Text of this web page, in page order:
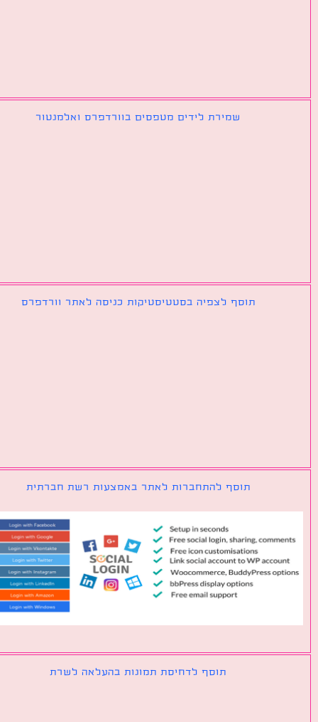
שמירת לידים מטפסים בוורדפרס ואלמנטור
תוסף לצפיה בסטטיסטיקות כניסה לאתר וורדפרס
תוסף להתחברות לאתר באמצעות רשת חברתית
תוסף לדחיסת תמונות בהעלאה לשרת